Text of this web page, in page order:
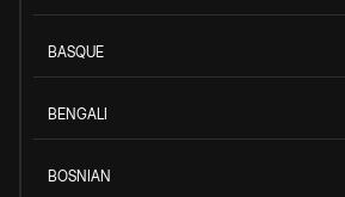
BASQUE
BENGALI
BOSNIAN